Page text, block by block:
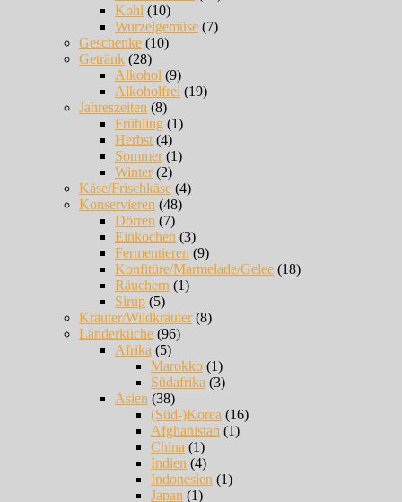
Kohl (10)
Wurzelgemüse (7)
Geschenke (10)
Getränk (28)
Alkohol (9)
Alkoholfrei (19)
Jahreszeiten (8)
Frühling (1)
Herbst (4)
Sommer(1)
Winter(2)
Käse/Frischkäse (4)
Konservieren (48)
Dörren (7)
Einkochen (3)
Fermentieren (9)
Konfitüre/Marmelade/Gelee (18)
Räuchern (1)
Sirup (5)
Kräuter/Wildkräuter(8)
Länderküche (96)
Afrika (5)
Marokko (1)
Südafrika (3)
Asien (38)
(Süd-)Korea (16)
Afghanistan (1)
China (1)
Indien (4)
Indonesien (1)
Japan (1)